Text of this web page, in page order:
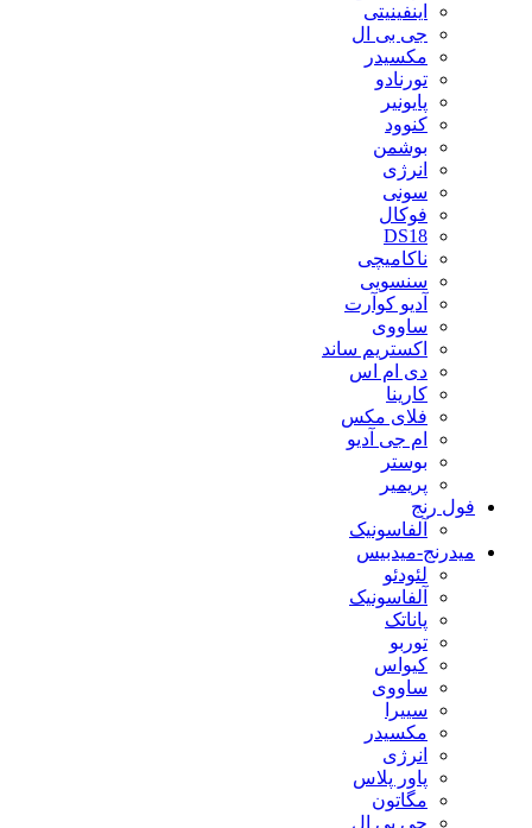
اینفینیتی
جی بی ال
مکسیدر
تورنادو
پایونیر
کنوود
بوشمن
انرژی
سونی
فوکال
DS18
ناکامیچی
سنسویی
آدیو کوآرت
ساووی
اکستریم ساند
دی ام اس
کارینا
فلای مکس
ام جی آدیو
بوستر
پریمیر
فول رنج
آلفاسونیک
میدرنج-میدبیس
لئودئو
آلفاسونیک
پاناتک
توربو
کیواس
ساووی
سییرا
مکسیدر
انرژی
پاور پلاس
مگاتون
جی بی ال